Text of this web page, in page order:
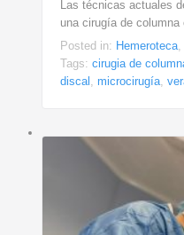
Las técnicas actuales
una cirugía de columna
Posted in: Hemeroteca,
Tags: cirugia de
discal , microcirugía,